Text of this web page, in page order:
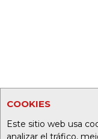
COOKIES
Este sitio web usa
analizar el tráfico,